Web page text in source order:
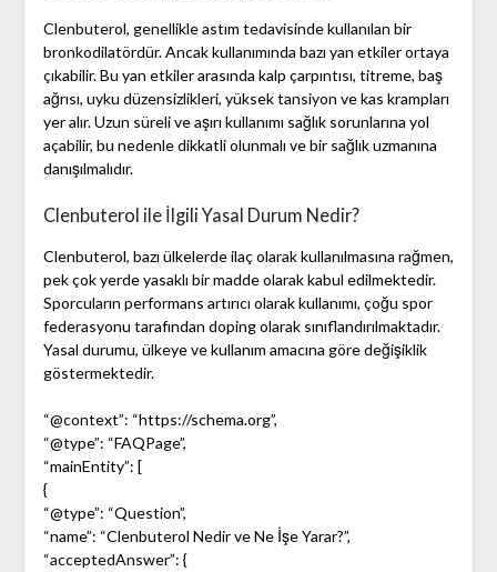
Clenbuterol, genellikle astım tedavisinde kullanılan bir
bronkodilatördür. Ancak kullanımında bazı yan etkiler ortaya
çıkabilir. Bu yan etkiler arasında kalp çarpıntısı, titreme, baş
ağrısı, uyku düzensizlikleri, yüksek tansiyon ve kas krampları
yer alır. Uzun süreli ve aşırı kullanımı sağlık sorunlarına yol
açabilir, bu nedenle dikkatli olunmalı ve bir sağlık uzmanına
danışılmalıdır.
Clenbuterol ile İlgili Yasal Durum Nedir?
Clenbuterol, bazı ülkelerde ilaç olarak kullanılmasına rağmen,
pek çok yerde yasaklı bir madde olarak kabul edilmektedir.
Sporcuların performans artırıcı olarak kullanımı, çoğu spor
federasyonu tarafından doping olarak sınıflandırılmaktadır.
Yasal durumu, ülkeye ve kullanım amacına göre değişiklik
göstermektedir.
“@context”: “https://schema.org”,
“@type”: “FAQPage”,
“mainEntity”: [
{
“@type”: “Question”,
“name”: “Clenbuterol Nedir ve Ne İşe Yarar?”,
“acceptedAnswer”: {